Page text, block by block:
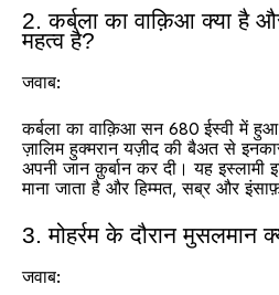
2. कर्बला का वाक़िआ क्या है
महत्व है?
जवाब:
कर्बला का वाक़िआ सन 680 ईस्वी में
ज़ालिम हुक्मरान यज़ीद की बैअत से
अपनी जान क़ुर्बान कर दी। यह इस्लामी
माना जाता है और हिम्मत, सब्र और
3. मोहर्रम के दौरान मुसलमान
जवाब: